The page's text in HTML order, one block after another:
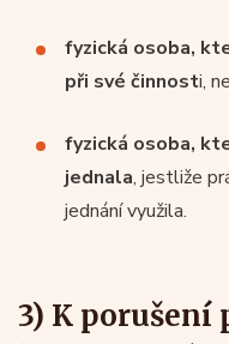
fyzická osoba,
při své činnosti,
fyzická osoba,
jednala, jestliže
jednání využila.
3) K